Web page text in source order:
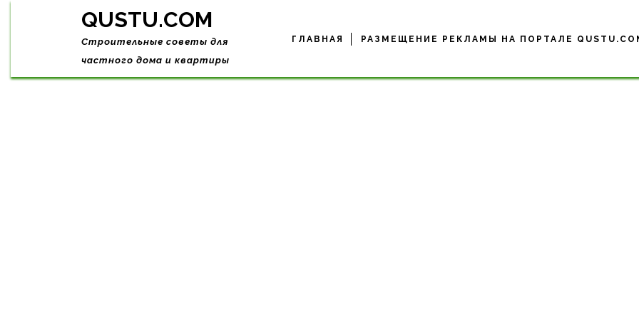
Skip
QUSTU.COM
Строительные советы для
частного дома и квартиры
ГЛАВНАЯ РАЗМЕЩЕНИЕ РЕКЛАМЫ НА ПОРТАЛЕ